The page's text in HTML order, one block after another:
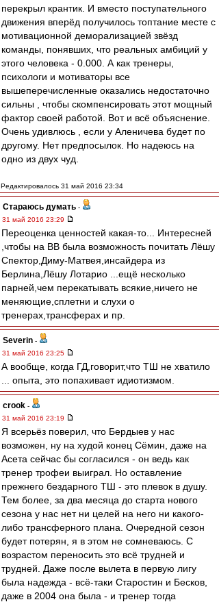
перекрыл крантик. И вместо поступательного
движения вперёд получилось топтание месте с
мотивационной деморализацией звёзд
команды, понявших, что реальных амбиций у
этого человека - 0.000. А как тренеры,
психологи и мотиваторы все
вышеперечисленные оказались недостаточно
сильны , чтобы скомпенсировать этот мощный
фактор своей работой. Вот и всё объяснение.
Очень удивлюсь , если у Аленичевa будет по
другому. Нет предпосылок. Но надеюсь на
одно из двух чуд.
Редактировалось 31 май 2016 23:34
Стараюсь думать -
31 май 2016 23:29
Переоценка ценностей какая-то... Интересней
,чтобы на ВВ была возможность почитать Лёшу
Спектор,Диму-Матвея,инсайдера из
Берлина,Лёшу Лотарио ...ещё несколько
парней,чем перекатывать всякие,ничего не
меняющие,сплетни и слухи о
тренерах,трансферах и пр.
Severin -
31 май 2016 23:25
А вообще, когда ГД,говорит,что ТШ не хватило
... опыта, это попахивает идиотизмом.
crook -
31 май 2016 23:19
Я всерьёз поверил, что Бердыев у нас
возможен, ну на худой конец Сёмин, даже на
Асета сейчас бы согласился - он ведь как
тренер трофеи выиграл. Но оставление
прежнего бездарного ТШ - это плевок в душу.
Тем более, за два месяца до старта нового
сезона у нас нет ни целей на него ни какого-
либо трансферного плана. Очередной сезон
будет потерян, я в этом не сомневаюсь. С
возрастом переносить это всё трудней и
трудней. Даже после вылета в первую лигу
была надежда - всё-таки Старостин и Бесков,
даже в 2004 она была - и тренер тогда